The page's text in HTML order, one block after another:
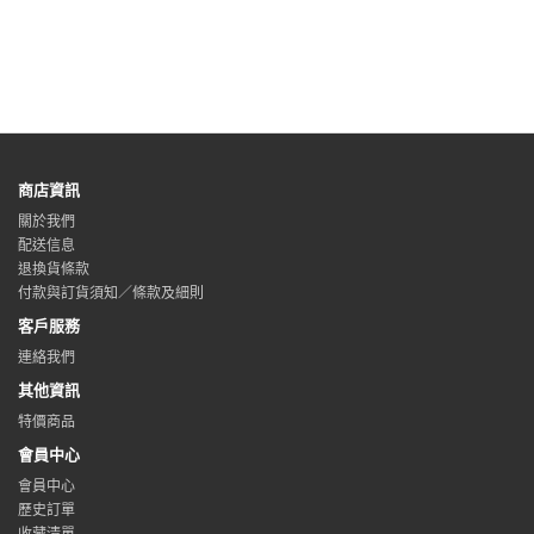
商店資訊
關於我們
配送信息
退換貨條款
付款與訂貨須知／條款及細則
客戶服務
連絡我們
其他資訊
特價商品
會員中心
會員中心
歷史訂單